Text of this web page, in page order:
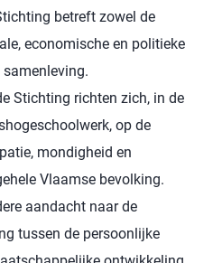
betreft zowel de
economische en politieke
Stichting richten zich, in de
op de
mondigheid en
Vlaamse bevolking.
aandacht naar de
tussen de persoonlijke